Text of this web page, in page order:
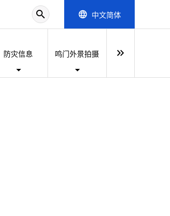
search language 中文简体
防灾信息 鸣门外景拍摄 keyboard_double_arrow_right